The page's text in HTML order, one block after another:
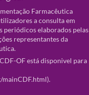
Farmacêutica
a consulta em
periódicos elaborados pelas
representantes da
OF está disponivel para
).